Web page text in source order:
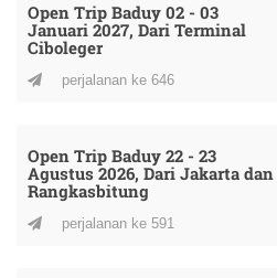
Open Trip Baduy 02 - 03
Januari 2027, Dari Terminal
Ciboleger
perjalanan ke 646
Open Trip Baduy 22 - 23
Agustus 2026, Dari Jakarta dan
Rangkasbitung
perjalanan ke 591